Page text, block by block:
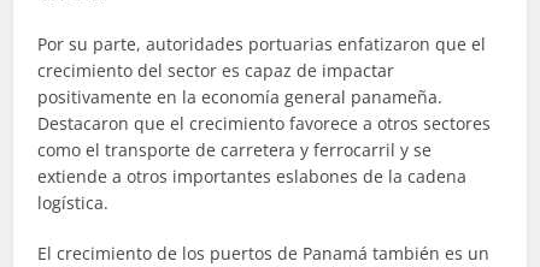
Por su parte, autoridades portuarias enfatizaron que el
crecimiento del sector es capaz de impactar
positivamente en la economía general panameña.
Destacaron que el crecimiento favorece a otros sectores
como el transporte de carretera y ferrocarril y se
extiende a otros importantes eslabones de la cadena
logística.
El crecimiento de los puertos de Panamá también es un